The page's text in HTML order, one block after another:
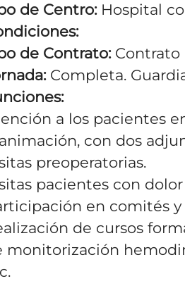
de Centro:Hospital
de Contrato:Contrato
Completa.
a los pacientes
con dos
preoperatorias.
pacientes con
en comités
de cursos
monitorización